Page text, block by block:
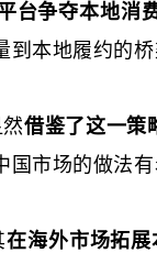
台争夺本地消
到本地履约的
然借鉴了这一策
国市场的做法
在海外市场拓